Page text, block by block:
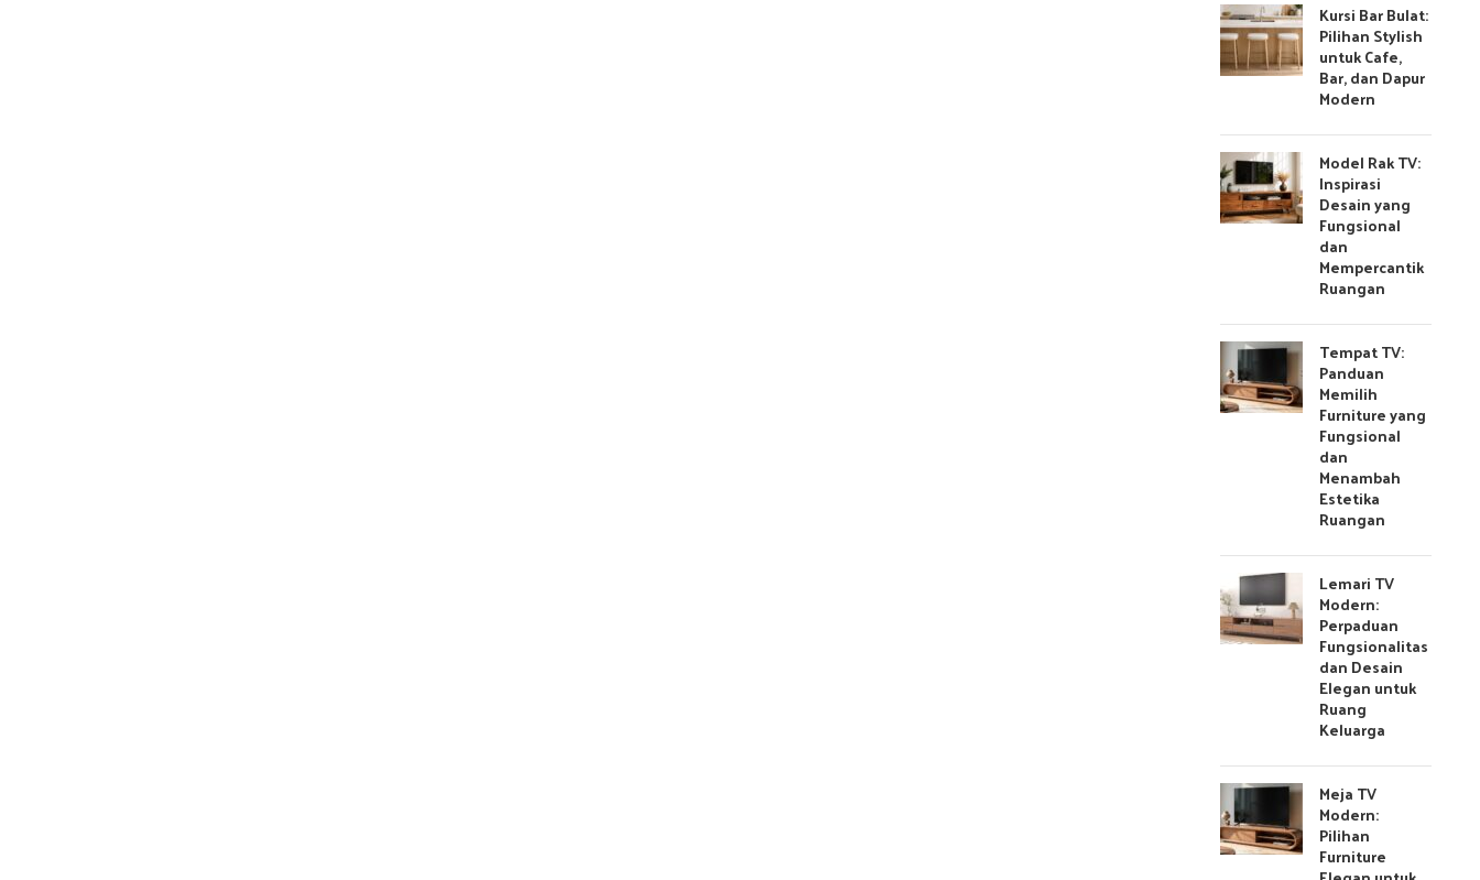
Kursi Bar Bulat:
Pilihan Stylish
untuk Cafe,
Bar, dan Dapur
Modern
Model Rak TV:
Inspirasi
Desain yang
Fungsional
dan
Mempercantik
Ruangan
Tempat TV:
Panduan
Memilih
Furniture yang
Fungsional
dan
Menambah
Estetika
Ruangan
Lemari TV
Modern:
Perpaduan
Fungsionalitas
dan Desain
Elegan untuk
Ruang
Keluarga
Meja TV
Modern:
Pilihan
Furniture